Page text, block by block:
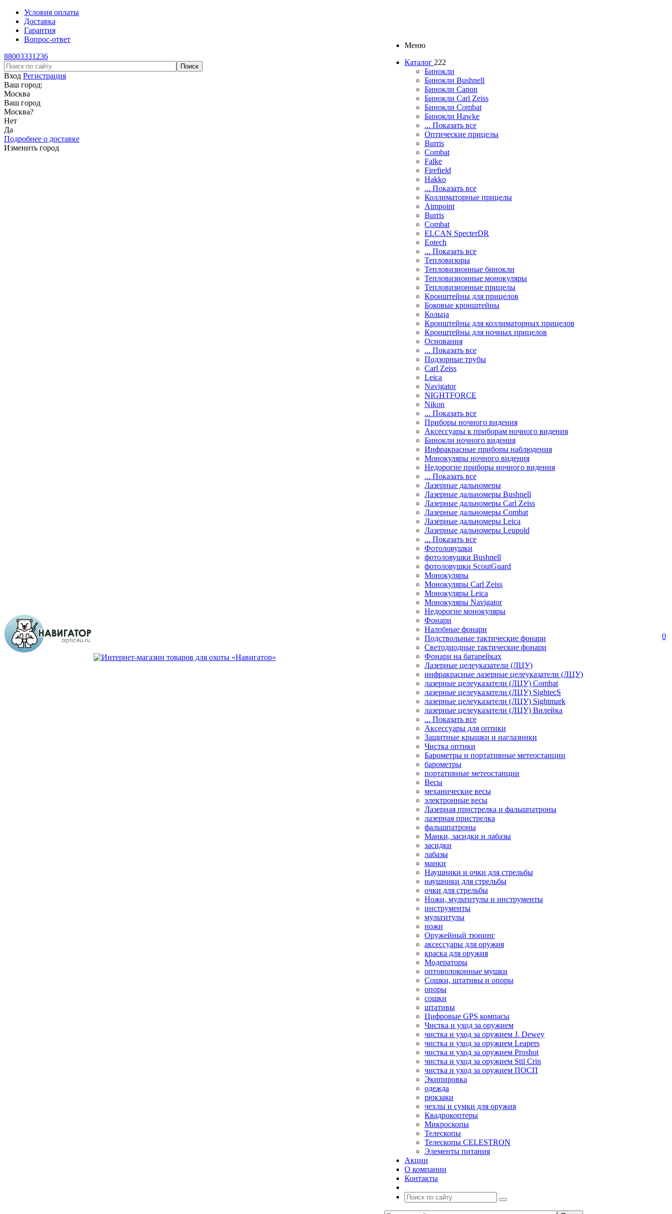
Условия оплаты
Доставка
Гарантия
Вопрос-ответ
88003331236
Вход Регистрация
Ваш город:
Москва
Ваш город
Москва?
Нет
Да
Подробнее о доставке
Изменить город
Меню
Каталог 222
Бинокли
Бинокли Bushnell
Бинокли Canon
Бинокли Carl Zeiss
Бинокли Combat
Бинокли Hawke
... Показать все
Оптические прицелы
Burris
Combat
Falke
Firefield
Hakko
... Показать все
Коллиматорные прицелы
Aimpoint
Burris
Combat
ELCAN SpecterDR
Eotech
... Показать все
Тепловизоры
Тепловизионные бинокли
Тепловизионные монокуляры
Тепловизионные прицелы
Кронштейны для прицелов
Боковые кронштейны
Кольца
Кронштейны для коллиматорных прицелов
Кронштейны для ночных прицелов
Основания
... Показать все
Подзорные трубы
Carl Zeiss
Leica
Navigator
NIGHTFORCE
Nikon
... Показать все
Приборы ночного видения
Аксессуары к приборам ночного видения
Бинокли ночного видения
Инфракрасные приборы наблюдения
Монокуляры ночного видения
Недорогие приборы ночного видения
... Показать все
Лазерные дальномеры
Лазерные дальномеры Bushnell
Лазерные дальномеры Carl Zeiss
Лазерные дальномеры Combat
Лазерные дальномеры Leica
Лазерные дальномеры Leupold
... Показать все
Фотоловушки
фотоловушки Bushnell
фотоловушки ScoutGuard
Монокуляры
Монокуляры Carl Zeiss
Монокуляры Leica
Монокуляры Navigator
Недорогие монокуляры
Фонари
Налобные фонари
Подствольные тактические фонари
Светодиодные тактические фонари
Фонари на батарейках
Лазерные целеуказатели (ЛЦУ)
инфракрасные лазерные целеуказатели (ЛЦУ)
лазерные целеуказатели (ЛЦУ) Combat
лазерные целеуказатели (ЛЦУ) SightecS
лазерные целеуказатели (ЛЦУ) Sightmark
лазерные целеуказатели (ЛЦУ) Вилейка
... Показать все
Аксессуары для оптики
Защитные крышки и наглазники
Чистка оптики
Барометры и портативные метеостанции
барометры
портативные метеостанции
Весы
механические весы
электронные весы
Лазерная пристрелка и фальшпатроны
лазерная пристрелка
фальшпатроны
Манки, засидки и лабазы
засидки
лабазы
манки
Наушники и очки для стрельбы
наушники для стрельбы
очки для стрельбы
Ножи, мультитулы и инструменты
инструменты
мультитулы
ножи
Оружейный тюнинг
аксессуары для оружия
краска для оружия
Модераторы
оптоволоконные мушки
Сошки, штативы и опоры
опоры
сошки
штативы
Цифровые GPS компасы
Чистка и уход за оружием
чистка и уход за оружием J. Dewey
чистка и уход за оружием Leapers
чистка и уход за оружием Proshot
чистка и уход за оружием Stil Crin
чистка и уход за оружием ПОСП
Экипировка
одежда
рюкзаки
чехлы и сумки для оружия
Квадрокоптеры
Микроскопы
Телескопы
Телескопы CELESTRON
Элементы питания
Акции
О компании
Контакты
0